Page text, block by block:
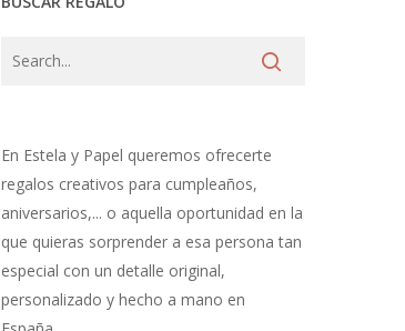
En Estela y Papel queremos ofrecerte
regalos creativos para cumpleaños,
aniversarios,... o aquella oportunidad en la
que quieras sorprender a esa persona tan
especial con un detalle original,
personalizado y hecho a mano en